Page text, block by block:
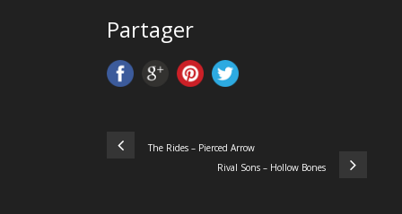
Partager
The Rides – Pierced Arrow
Rival Sons – Hollow Bones